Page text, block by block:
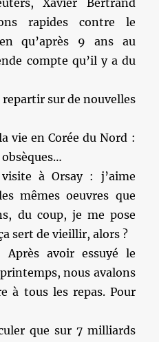
Xavier Bertrand
rapides contre le
qu’après 9 ans au
compte qu’il y a du
sur de nouvelles
vie en Corée du Nord :
à Orsay : j’aime
mêmes oeuvres que
du coup, je me pose
sert de vieillir, alors ?
avoir essuyé le
nous avalons
à tous les repas. Pour
que sur 7 milliards